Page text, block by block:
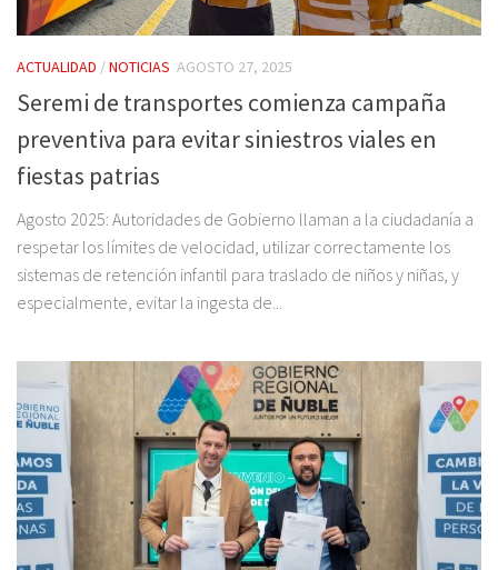
ACTUALIDAD /NOTICIAS AGOSTO 27, 2025
Seremi de transportes comienza campaña
preventiva para evitar siniestros viales en
fiestas patrias
Agosto 2025: Autoridades de Gobierno llaman a la ciudadanía a
respetar los límites de velocidad, utilizar correctamente los
sistemas de retención infantil para traslado de niños y niñas, y
especialmente, evitar la ingesta de...